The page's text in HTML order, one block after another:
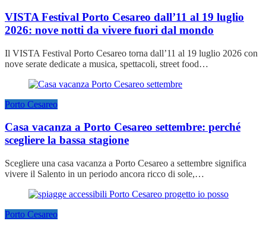
VISTA Festival Porto Cesareo dall’11 al 19 luglio
2026: nove notti da vivere fuori dal mondo
Il VISTA Festival Porto Cesareo torna dall’11 al 19 luglio 2026 con
nove serate dedicate a musica, spettacoli, street food…
Porto Cesareo
Casa vacanza a Porto Cesareo settembre: perché
scegliere la bassa stagione
Scegliere una casa vacanza a Porto Cesareo a settembre significa
vivere il Salento in un periodo ancora ricco di sole,…
Porto Cesareo